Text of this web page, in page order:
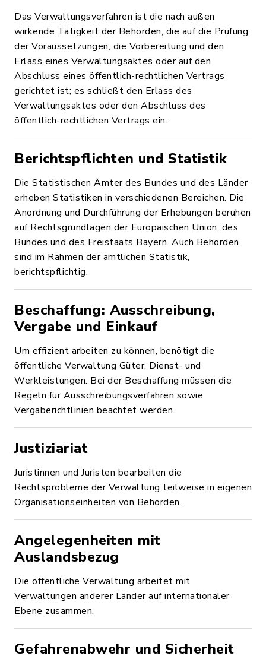
Das Verwaltungsverfahren ist die nach außen
wirkende Tätigkeit der Behörden, die auf die Prüfung
der Voraussetzungen, die Vorbereitung und den
Erlass eines Verwaltungsaktes oder auf den
Abschluss eines öffentlich-rechtlichen Vertrags
gerichtet ist; es schließt den Erlass des
Verwaltungsaktes oder den Abschluss des
öffentlich-rechtlichen Vertrags ein.
Berichtspflichten und Statistik
Die Statistischen Ämter des Bundes und des Länder
erheben Statistiken in verschiedenen Bereichen. Die
Anordnung und Durchführung der Erhebungen beruhen
auf Rechtsgrundlagen der Europäischen Union, des
Bundes und des Freistaats Bayern. Auch Behörden
sind im Rahmen der amtlichen Statistik,
berichtspflichtig.
Beschaffung: Ausschreibung,
Vergabe und Einkauf
Um effizient arbeiten zu können, benötigt die
öffentliche Verwaltung Güter, Dienst- und
Werkleistungen. Bei der Beschaffung müssen die
Regeln für Ausschreibungsverfahren sowie
Vergaberichtlinien beachtet werden.
Justiziariat
Juristinnen und Juristen bearbeiten die
Rechtsprobleme der Verwaltung teilweise in eigenen
Organisationseinheiten von Behörden.
Angelegenheiten mit
Auslandsbezug
Die öffentliche Verwaltung arbeitet mit
Verwaltungen anderer Länder auf internationaler
Ebene zusammen.
Gefahrenabwehr und Sicherheit